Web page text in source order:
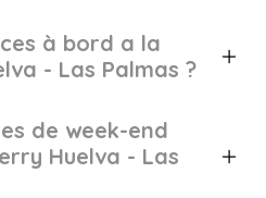
à bord a la
- Las Palmas ?
de week-end
Huelva - Las